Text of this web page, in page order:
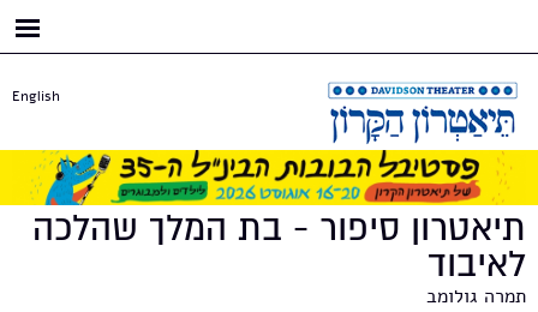
English
תיאטרון סיפור - בת המלך שהלכה
לאיבוד
תמרה גולומב